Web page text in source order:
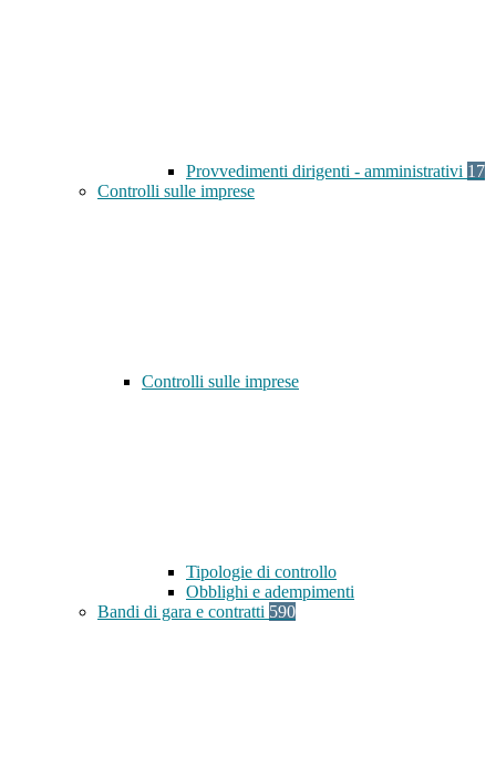
Provvedimenti dirigenti - amministrativi 17
Controlli sulle imprese
Controlli sulle imprese
Tipologie di controllo
Obblighi e adempimenti
Bandi di gara e contratti 590